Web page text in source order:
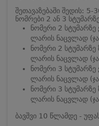
შეთავაზებაში შედის: 5-
ნომრები 2 ან 3
ნომერი 2
ლარის ნაცვლად
ნომერი 2
ლარის ნაცვლად
ნომერი 3
ლარის ნაცვლად
ნომერი 3
ლარის ნაცვლად
ბავშვი 10 წლამდე -